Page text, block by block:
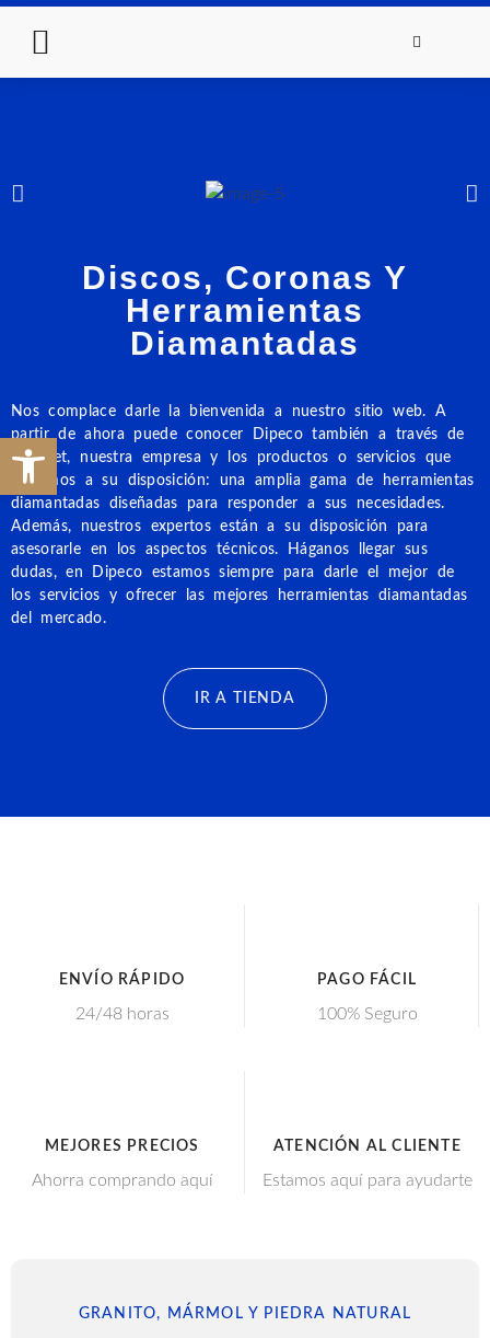
Discos, Coronas Y
Herramientas
Diamantadas
Nos complace darle la bienvenida a nuestro sitio web. A
partir de ahora puede conocer Dipeco también a través de
Internet, nuestra empresa y los productos o servicios que
ponemos a su disposición: una amplia gama de herramientas
diamantadas diseñadas para responder a sus necesidades.
Además, nuestros expertos están a su disposición para
asesorarle en los aspectos técnicos. Háganos llegar sus
dudas, en Dipeco estamos siempre para darle el mejor de
los servicios y ofrecer las mejores herramientas diamantadas
del mercado.
IR A TIENDA
ENVÍO RÁPIDO
24/48 horas
PAGO FÁCIL
100% Seguro
MEJORES PRECIOS
Ahorra comprando aquí
ATENCIÓN AL CLIENTE
Estamos aquí para ayudarte
GRANITO, MÁRMOL Y PIEDRA NATURAL
Abrir barra de herramientas